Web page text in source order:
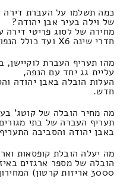
של וילה בעיר אבן יהודה?
מחירה של לסוג פריטי דירה
חדרי שינה X6 ועד כולל הנפות העלות הוא 5510 ועד 2500 ש"ח.
מהו תעריף העברת
עליית גג יחד עם הנפה,
חדש.
מה מחיר הובלה של קוטג'
תעריף העברה של בתי
באבן יהודה והסביבה התעריף זה 5800 וזה מגיע
מה יעלה הובלת קופסאות
הובלה של מספר ארגזים
3000 אריזות קרטון) המחירון זהו 780 ועד 270 ש"ח.